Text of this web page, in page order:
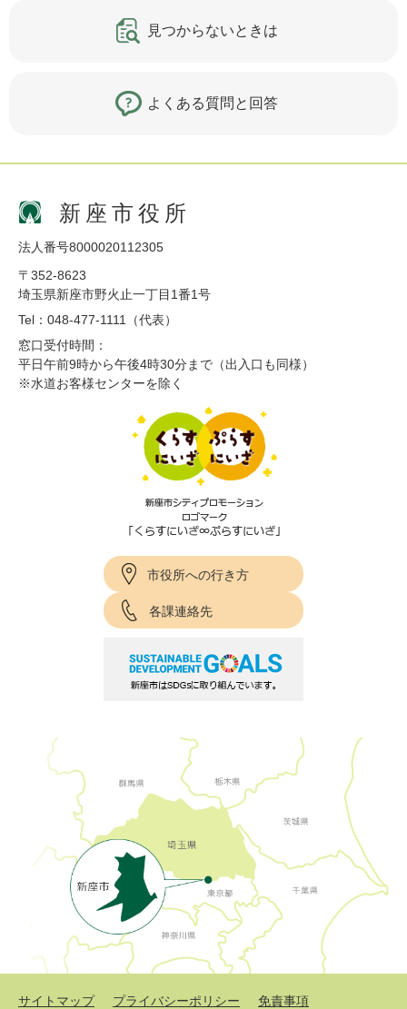
見つからないときは
よくある質問と回答
新座市役所
法人番号8000020112305
〒352-8623
埼玉県新座市野火止一丁目1番1号
Tel：048-477-1111（代表）
窓口受付時間：
平日午前9時から午後4時30分まで（出入口も同様）
※水道お客様センターを除く
市役所への行き方
各課連絡先
サイトマップ プライバシーポリシー 免責事項